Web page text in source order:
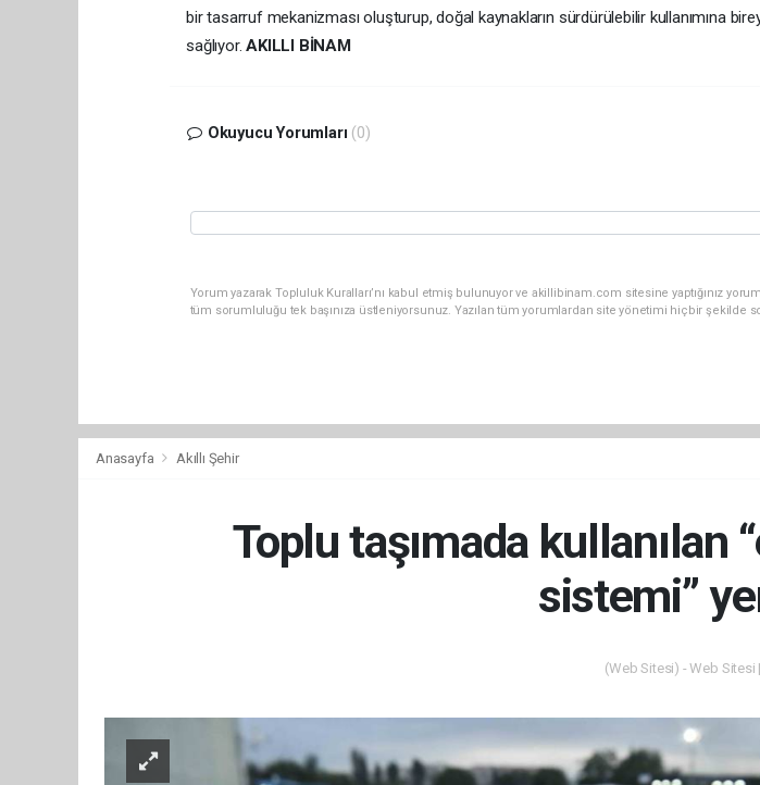
bir tasarruf mekanizması oluşturup, doğal kaynakların sürdürülebilir kullanımına
sağlıyor.AKILLI BİNAM
Okuyucu Yorumları (0)
Yorum yazarak Topluluk Kuralları’nı kabul etmiş bulunuyor ve akillibinam.com sitesine yaptığınız
tüm sorumluluğu tek başınıza üstleniyorsunuz. Yazılan tüm yorumlardan site yönetimi hiçbir şekilde
Anasayfa Akıllı Şehir
Toplu taşımada
sistemi”
(Web Sitesi) - Web Sitesi |